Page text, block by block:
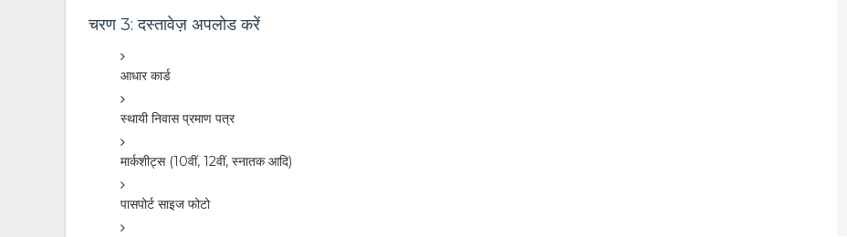
चरण 3: दस्तावेज़ अपलोड करें
आधार कार्ड
स्थायी निवास प्रमाण पत्र
मार्कशीट्स (10वीं, 12वीं, स्नातक आदि)
पासपोर्ट साइज फोटो